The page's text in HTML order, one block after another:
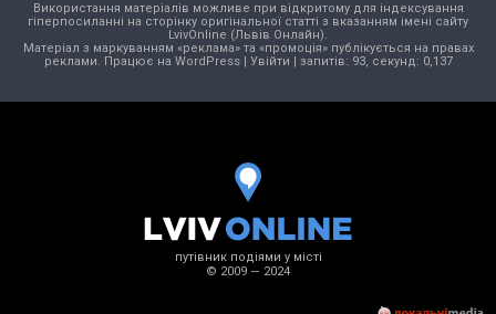
Використання матеріалів можливе при відкритому для індексування
гіперпосиланні на сторінку оригінальної статті з вказанням імені сайту
LvivOnline (Львів Онлайн).
Матеріал з маркуванням «реклама» та «промоція» публікується на правах
реклами. Працює на WordPress| Увійти | запитів: 93, секунд: 0,137
путівник подіями у місті
© 2009 — 2024